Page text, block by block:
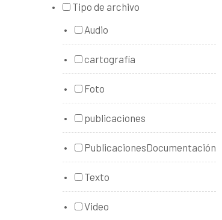
Tipo de archivo
Audio
cartografía
Foto
publicaciones
PublicacionesDocumentación
Texto
Video